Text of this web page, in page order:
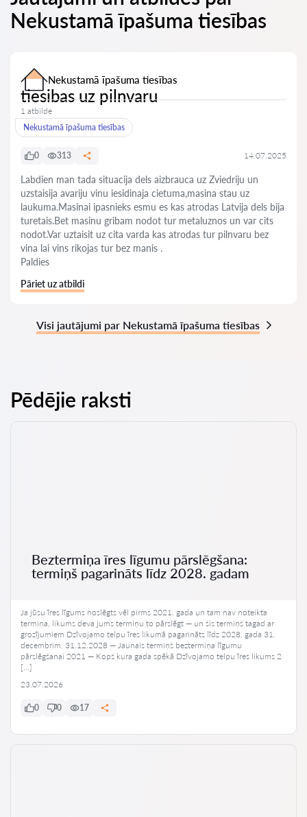
Nekustamā īpašuma tiesības
Nekustamā īpašuma tiesības
tiesibas uz pilnvaru
1 atbilde
Nekustamā īpašuma tiesības
0 313 14.07.2025
Labdien man tada situacija dels aizbrauca uz Zviedriju un
uzstaisija avariju vinu iesidinaja cietuma,masina stau uz
laukuma.Masinai ipasnieks esmu es kas atrodas Latvija dels bija
turetais.Bet masinu gribam nodot tur metaluznos un var cits
nodot.Var uztaisit uz cita varda kas atrodas tur pilnvaru bez
vina lai vins rikojas tur bez manis .
Paldies
Pāriet uz atbildi
Visi jautājumi par Nekustamā īpašuma tiesības
Pēdējie raksti
Beztermiņa īres līgumu pārslēgšana:
termiņš pagarināts līdz 2028. gadam
Ja jūsu īres līgums noslēgts vēl pirms 2021. gada un tam nav noteikta
termiņa, likums deva jums termiņu to pārslēgt — un šis termiņš tagad ar
grozījumiem Dzīvojamo telpu īres likumā pagarināts līdz 2028. gada 31.
decembrim. 31.12.2028 — Jaunais termiņš beztermiņa līgumu
pārslēgšanai 2021 — Kopš kura gada spēkā Dzīvojamo telpu īres likums 2
[…]
23.07.2026
0 0 17